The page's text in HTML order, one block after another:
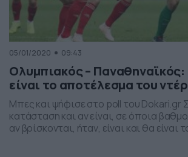
05/01/2020 09:43
Ολυμπιακός –
είναι το αποτέλεσμα του
Μπες και ψήφισε στο poll του Dokari.gr
κατάσταση και αν είναι, σε όποια
αν βρίσκονται, ήταν, είναι και θα είναι